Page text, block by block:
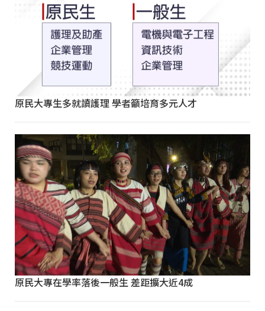
原民大專生多就讀護理 學者籲培育多元人才
原民大專在學率落後一般生 差距擴大近4成